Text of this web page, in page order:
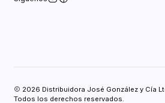
2026 Distribuidora José González y Cía
Todos los derechos reservados.